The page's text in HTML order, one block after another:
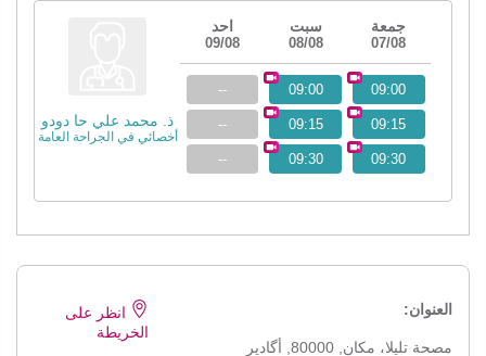
ذ. محمد علي حا دودو
أخصائي في الجراحة العامة
جمعة
07/08
سبت
08/08
احد
09/08
09:00
09:15
09:30
09:00
09:15
09:30
--
--
--
العنوان:
مصحة تليلا، مكان, 80000, أگادير
انظر على
الخريطة